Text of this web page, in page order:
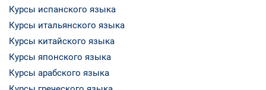
Курсы испанского языка
Курсы итальянского языка
Курсы китайского языка
Курсы японского языка
Курсы арабского языка